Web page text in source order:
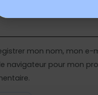
mon nom, mon e-
navigateur pour mon